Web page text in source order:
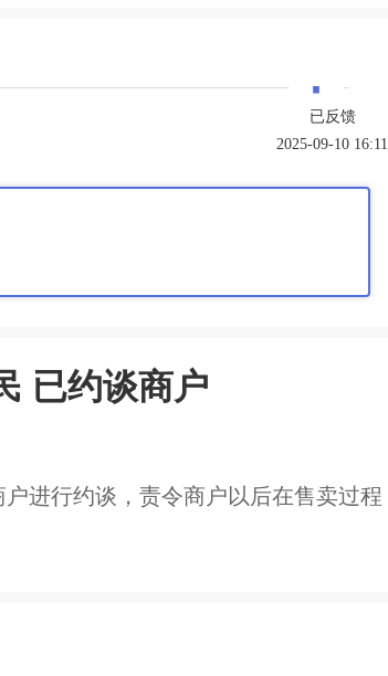
·
已反馈
2025-09-10 16:11
已约谈商户
进行约谈，责令商户以后在售卖过程